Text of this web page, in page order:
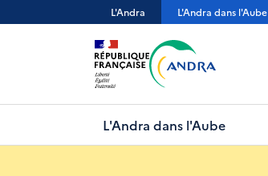
au
L'Andra L'Andra dans l'Aube
L'Andra dans l'Aube